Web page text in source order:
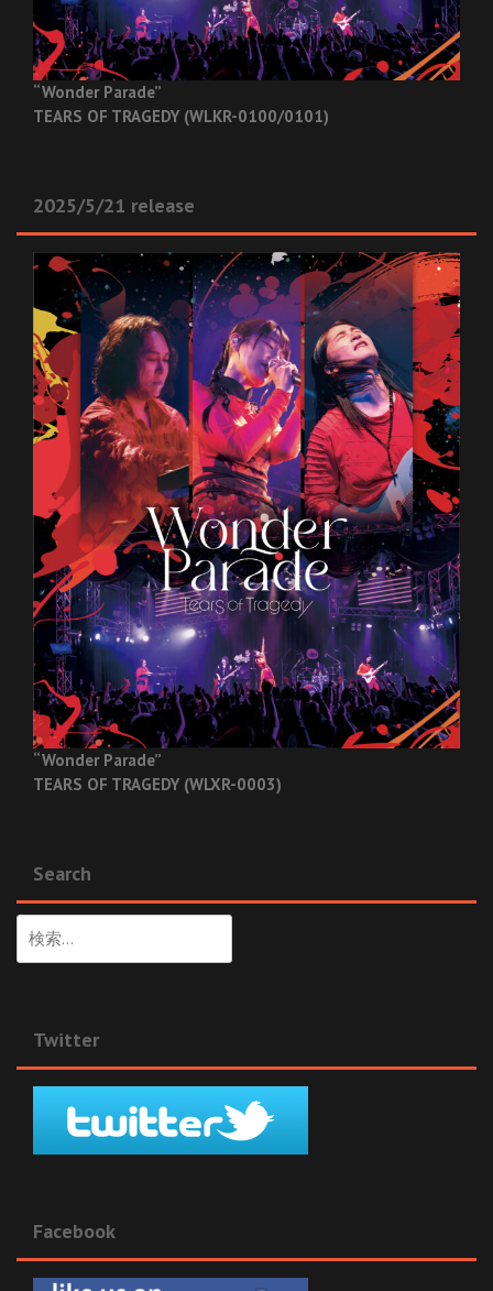
“Wonder Parade”
TEARS OF TRAGEDY (WLKR-0100/0101)
2025/5/21 release
“Wonder Parade”
TEARS OF TRAGEDY (WLXR-0003)
Search
索:
Twitter
Facebook